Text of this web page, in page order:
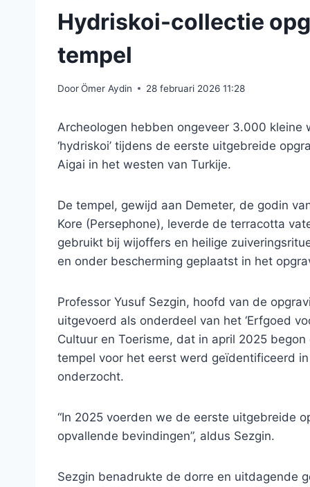
Hydriskoi-collectie
tempel
DoorÖmer Aydin 28 februari 2026 11:28
Archeologen hebben ongeveer 3.000
‘hydriskoi’ tijdens de eerste uitgebreide
Aigai in het westen van Turkije.
De tempel, gewijd aan Demeter, de godin
Kore (Persephone), leverde de terracotta
gebruikt bij wijoffers en heilige
en onder bescherming geplaatst in het
Professor Yusuf Sezgin, hoofd van de
uitgevoerd als onderdeel van het ‘Erfgoed
Cultuur en Toerisme, dat in april 2025
tempel voor het eerst werd geïdentificeerd
onderzocht.
“In 2025 voerden we de eerste uitgebreide
opvallende bevindingen”, aldus Sezgin.
Sezgin benadrukte de dorre en uitdagende